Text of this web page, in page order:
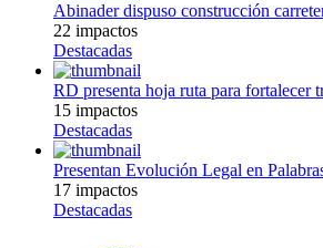
Abinader dispuso construcción
22 impactos
Destacadas
RD presenta hoja ruta para fortalecer
15 impactos
Destacadas
Presentan Evolución Legal en
17 impactos
Destacadas